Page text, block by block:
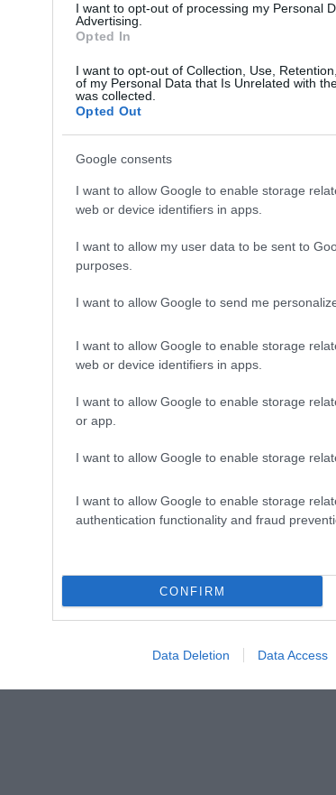
I want to opt-out of processing my Personal
Advertising.
Opted In
I want to opt-out of Collection, Use,
of my Personal Data that Is Unrelated with
was collected.
Opted Out
Google consents
I want to allow Google to enable storage
web or device identifiers in apps.
I want to allow my user data to be sent to
purposes.
I want to allow Google to send me
I want to allow Google to enable storage
web or device identifiers in apps.
I want to allow Google to enable storage
or app.
I want to allow Google to enable storage
I want to allow Google to enable storage
authentication functionality and fraud
CONFIRM
Data Deletion Data Access